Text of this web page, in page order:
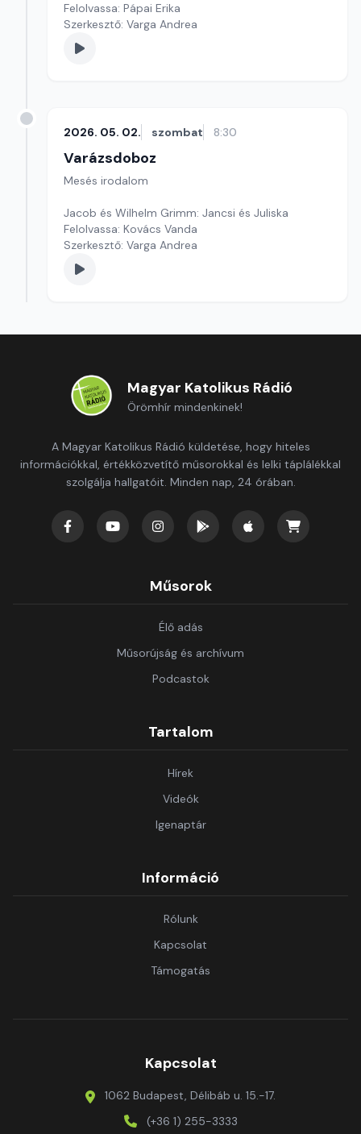
Felolvassa: Pápai Erika
Szerkesztő: Varga Andrea
2026. 05. 02. szombat 8:30
Varázsdoboz
Mesés irodalom
Jacob és Wilhelm Grimm: Jancsi és Juliska
Felolvassa: Kovács Vanda
Szerkesztő: Varga Andrea
Magyar Katolikus Rádió
Örömhír mindenkinek!
A Magyar Katolikus Rádió küldetése, hogy hiteles
információkkal, értékközvetítő műsorokkal és lelki táplálékkal
szolgálja hallgatóit. Minden nap, 24 órában.
Műsorok
Élő adás
Műsorújság és archívum
Podcastok
Tartalom
Hírek
Videók
Igenaptár
Információ
Rólunk
Kapcsolat
Támogatás
Kapcsolat
1062 Budapest, Délibáb u. 15.-17.
(+36 1) 255-3333